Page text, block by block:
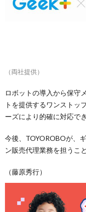
（両社提供）
ロボットの導入から保守
トを提供するワンストッ
ーズにより的確に対応で
今後、TOYOROBOが、
ン販売代理業務を担うこ
（藤原秀行）